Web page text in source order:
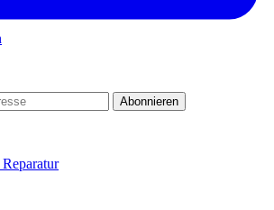
Abonnieren